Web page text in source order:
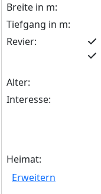
Breite in m:
Tiefgang in m:
Revier:
Alter:
Interesse:
Heimat:
Erweitern